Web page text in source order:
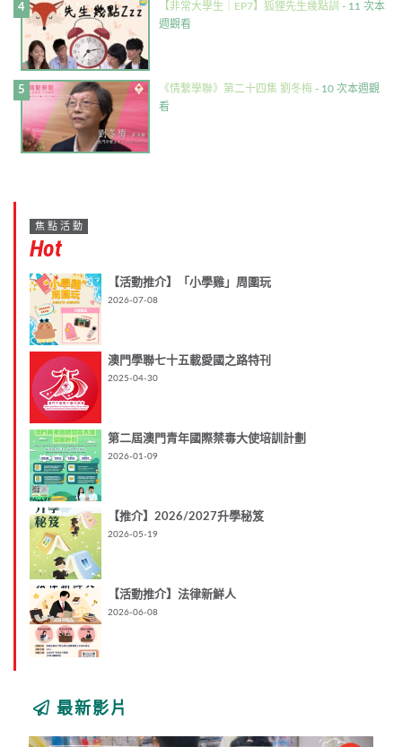
【非常大學生｜EP7】狐狸先生幾點訓 - 11 次本
週觀看
《情繫學聯》第二十四集 劉冬梅 - 10 次本週觀
看
焦點活動
Hot
【活動推介】「小學雞」周圍玩
2026-07-08
澳門學聯七十五載愛國之路特刊
2025-04-30
第二屆澳門青年國際禁毒大使培訓計劃
2026-01-09
【推介】2026/2027升學秘笈
2026-05-19
【活動推介】法律新鮮人
2026-06-08
最新影片